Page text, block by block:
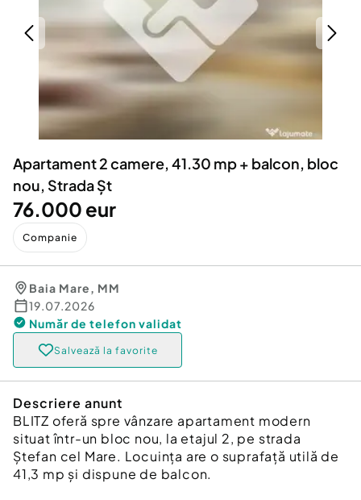
Servicii
Animale de companie
Afaceri și echipamente profesionale
Inchiriere Bunuri si Vehicule
Utilaje agricole si industriale
Piese auto si accesorii
Dacia Duster
Apartament 2 camere, 41.30 mp + balcon, bloc
nou, Strada Șt
76.000 eur
Companie
Baia Mare, MM
19.07.2026
Număr de telefon validat
Salvează la favorite
Descriere anunt
BLITZ oferă spre vânzare apartament modern
situat într-un bloc nou, la etajul 2, pe strada
Ștefan cel Mare. Locuința are o suprafață utilă de
41,3 mp și dispune de balcon.